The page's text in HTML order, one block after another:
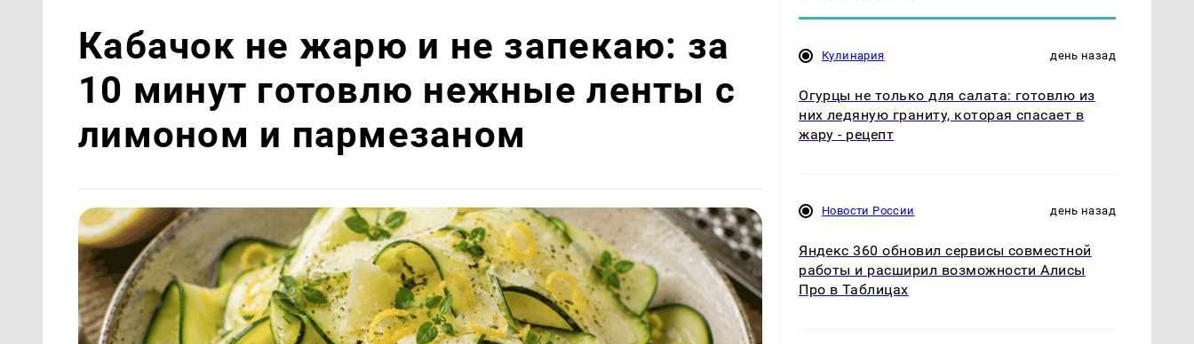
Кабачок не жарю и не запекаю: за
10 минут готовлю нежные ленты с
лимоном и пармезаном
Кулинария день назад
Огурцы не только для салата: готовлю из
них ледяную граниту, которая спасает в
жару - рецепт
Новости России день назад
Яндекс 360 обновил сервисы совместной
работы и расширил возможности Алисы
Про в Таблицах